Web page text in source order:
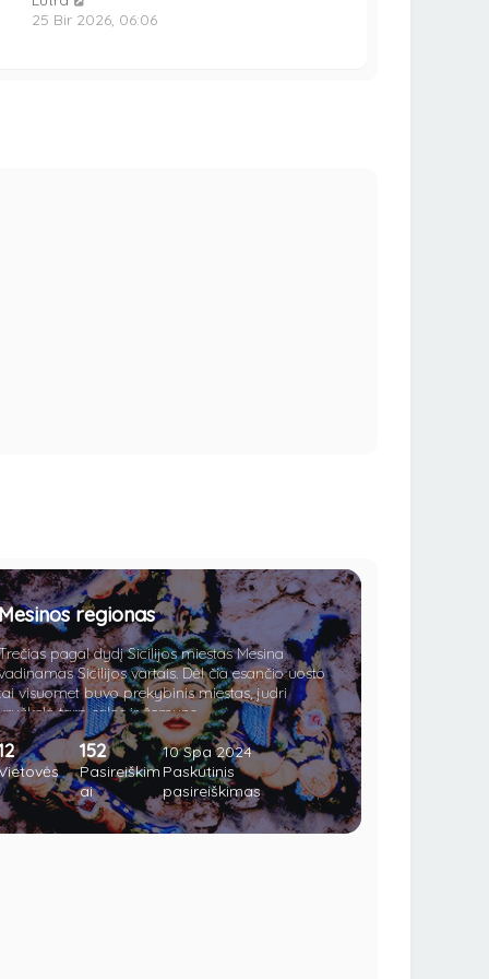
25 Bir 2026, 06:06
regionas
pagal dydį Sicilijos miestas Mesina
Sicilijos vartais. Dėl čia esančio uosto
visuomet buvo prekybinis miestas, judri
tarp salos ir žemyno.
152
Pasireiškim
ai
10 Spa 2024
Paskutinis
pasireiškimas